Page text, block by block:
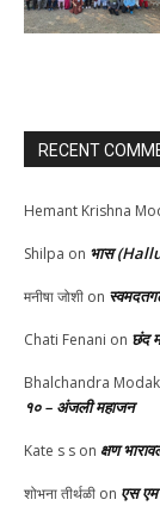
RECENT
Hemant Krishna
Shilpa on भास
मनीषा जोशी on
Chati Fenani on छंद
Bhalchandra Modak
१० – अंजली महाजन
Kate s s on क्षण
शोभना तीर्थळी on एस एम